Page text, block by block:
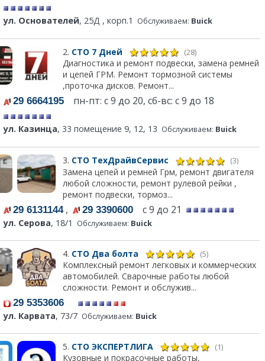
ул. Основателей, 25Д , корп.1 Обслуживаем: Buick
2. СТО 7 Дней (28)
Диагностика и ремонт подвески, замена ремней
и цепей ГРМ. Ремонт тормозной системы
,проточка дисков. Ремонт...
29 6664195 пн-пт: с 9 до 20, сб-вс: с 9 до 18
ул. Казинца, 33 помещение 9, 12, 13 Обслуживаем: Buick
3. СТО ТехДрайвСервис (3)
Замена цепей и ремней Грм, ремонт двигателя
любой сложности, ремонт рулевой рейки ,
ремонт подвески, тормоз...
29 6131144, 29 3390600 с 9 до 21
ул. Серова, 18/1 Обслуживаем: Buick
4. СТО Два болта (5)
Комплексный ремонт легковых и коммерческих
автомобилей. Сварочные работы любой
сложности. Ремонт и обслужив...
29 5353606
ул. Карвата, 73/7 Обслуживаем: Buick
5. СТО ЭКСПЕРТЛИГА (1)
Кузовные и покрасочные работы,